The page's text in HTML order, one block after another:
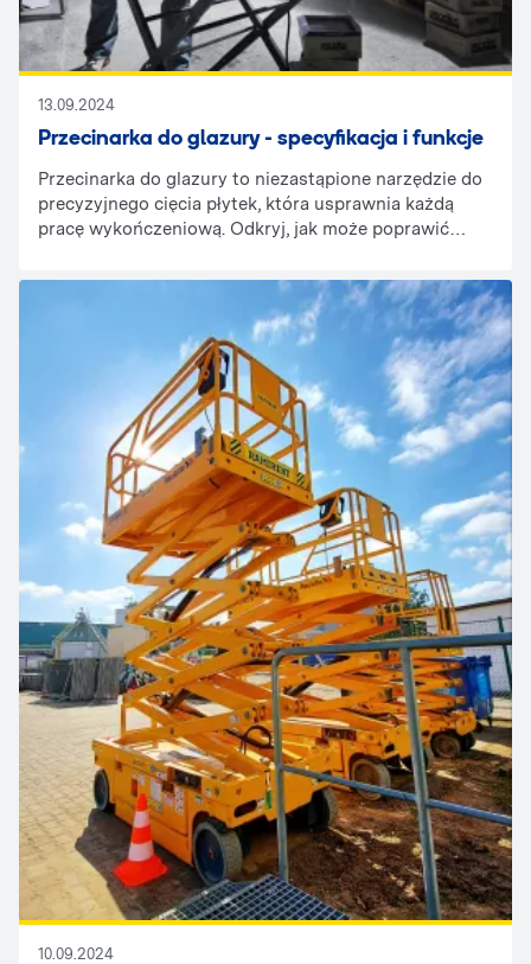
13.09.2024
Przecinarka do glazury - specyfikacja i funkcje
Przecinarka do glazury to niezastąpione narzędzie do
precyzyjnego cięcia płytek, która usprawnia każdą
pracę wykończeniową. Odkryj, jak może poprawić
10.09.2024